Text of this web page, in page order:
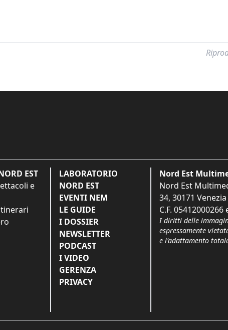
EST
e
LABORATORIO
NORD EST
EVENTI NEM
LE GUIDE
I DOSSIER
NEWSLETTER
PODCAST
I VIDEO
GERENZA
PRIVACY
Nord Est
Nord Est
34, 30171
C.F. 05412000266
I diritti delle
espressamente
e l'adattamento